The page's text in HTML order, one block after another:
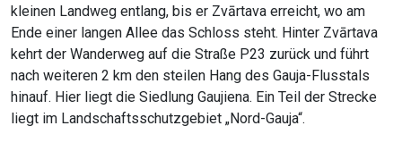
kleinen Landweg entlang, bis er Zvārtava erreicht, wo am
Ende einer langen Allee das Schloss steht. Hinter Zvārtava
kehrt der Wanderweg auf die Straße P23 zurück und führt
nach weiteren 2 km den steilen Hang des Gauja-Flusstals
hinauf. Hier liegt die Siedlung Gaujiena. Ein Teil der Strecke
liegt im Landschaftsschutzgebiet „Nord-Gauja“.